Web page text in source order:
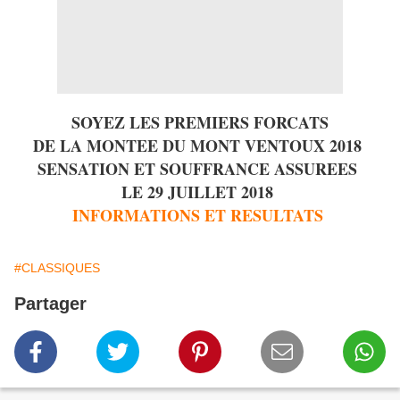
SOYEZ LES PREMIERS FORCATS
DE LA MONTEE DU MONT VENTOUX 2018
SENSATION ET SOUFFRANCE ASSUREES
LE 29 JUILLET 2018
INFORMATIONS ET RESULTATS
#CLASSIQUES
Partager